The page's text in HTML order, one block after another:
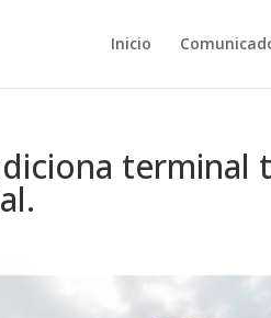
Inicio
terminal